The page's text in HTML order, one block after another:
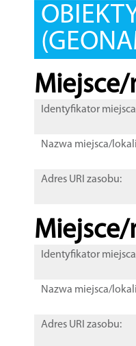
Identyfikator
Nazwa miejsca/
Adres URI zasobu:
Identyfikator
Nazwa miejsca/
Adres URI zasobu: